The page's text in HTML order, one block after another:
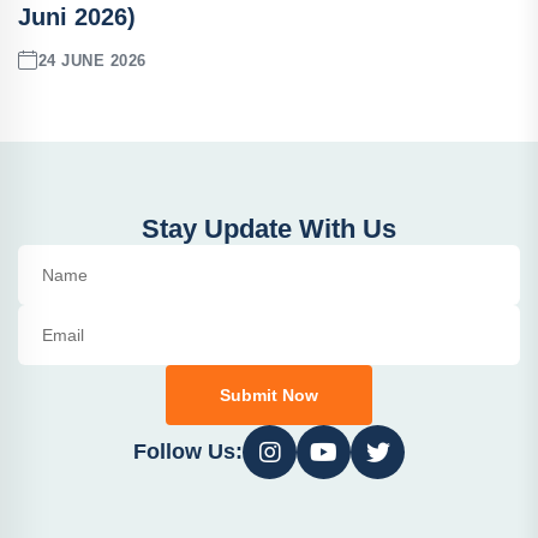
Juni 2026)
24 JUNE 2026
Stay Update With Us
Submit Now
Follow Us: